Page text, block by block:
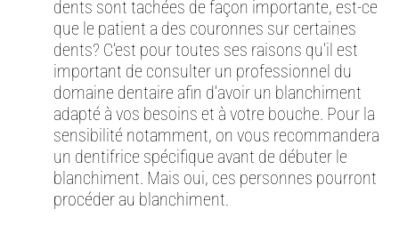
dents sont tachées de façon importante, est-ce
que le patient a des couronnes sur certaines
dents? C’est pour toutes ses raisons qu’il est
important de consulter un professionnel du
domaine dentaire afin d’avoir un blanchiment
adapté à vos besoins et à votre bouche. Pour la
sensibilité notamment, on vous recommandera
un dentifrice spécifique avant de débuter le
blanchiment. Mais oui, ces personnes pourront
procéder au blanchiment.